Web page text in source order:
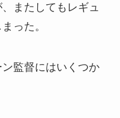
またしてもレギュ
った。
監督にはいくつか